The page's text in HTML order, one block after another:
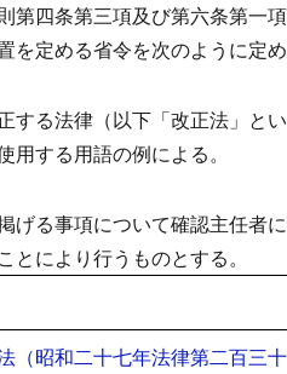
第四条第三項及び第六条第一項
定める省令を次のように定め
る法律（以下「改正法」とい
用する用語の例による。
げる事項について確認主任者
により行うものとする。
（昭和二十七年法律第二百三